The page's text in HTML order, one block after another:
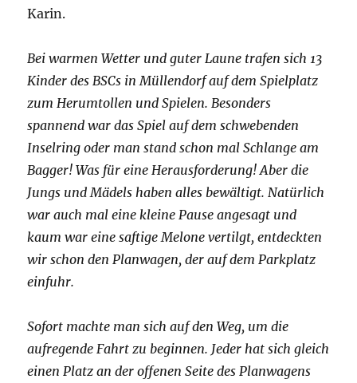
Karin.
Bei warmen Wetter und guter Laune trafen sich 13
Kinder des BSCs in Müllendorf auf dem Spielplatz
zum Herumtollen und Spielen. Besonders
spannend war das Spiel auf dem schwebenden
Inselring oder man stand schon mal Schlange am
Bagger! Was für eine Herausforderung! Aber die
Jungs und Mädels haben alles bewältigt. Natürlich
war auch mal eine kleine Pause angesagt und
kaum war eine saftige Melone vertilgt, entdeckten
wir schon den Planwagen, der auf dem Parkplatz
einfuhr.
Sofort machte man sich auf den Weg, um die
aufregende Fahrt zu beginnen. Jeder hat sich gleich
einen Platz an der offenen Seite des Planwagens